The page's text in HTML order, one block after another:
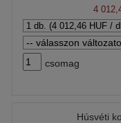
4
csomag
Húsvéti